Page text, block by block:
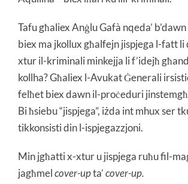
Tafu għaliex Anġlu Gafà nqeda’
biex ma jkollux għalfejn jispjega l-fatt
xtur il-kriminali minkejja li f’idejħ
kollha? Għaliex l-Avukat Ġenerali
felħet biex dawn il-proċeduri
Bi ħsiebu “jispjega”, iżda int mhux ser
tikkonsisti din l-ispjegazzjoni.
Min jgħatti x-xtur u jispjega ruħu fil-
jagħmelcover-upta’cover-up.